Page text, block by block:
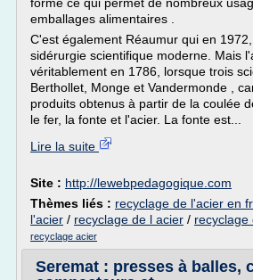
emballages alimentaires .
C'est également Réaumur qui en
sidérurgie scientifique moderne. Mais
véritablement en 1786, lorsque trois
Berthollet, Monge et Vandermonde ,
produits obtenus à partir de la coulée
le fer, la fonte et l'acier. La fonte est...
Lire la suite
Site : http://lewebpedagogique.com
Thèmes liés : recyclage de l'acier en
l'acier / recyclage de l acier / recyclage
recyclage acier
Seremat : presses à balles,